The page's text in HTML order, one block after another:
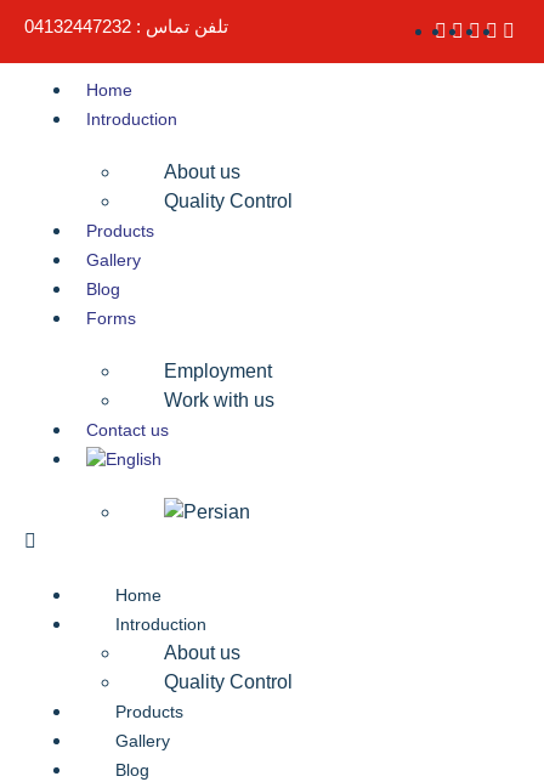
تلفن تماس : 04132447232
Home
Introduction
About us
Quality Control
Products
Gallery
Blog
Forms
Employment
Work with us
Contact us
Home
Introduction
About us
Quality Control
Products
Gallery
Blog